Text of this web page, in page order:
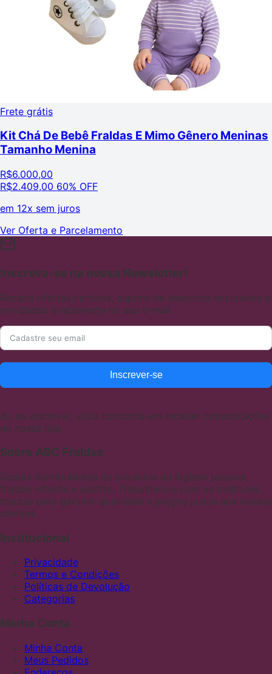
Frete grátis
Kit Chá De Bebê Fraldas E Mimo Gênero Meninas
Tamanho Menina
R$6.000,00
R$2.409,00 60% OFF
em 12x sem juros
Ver Oferta e Parcelamento
Inscreva-se na nossa Newsletter!
Receba ofertas incríveis, cupons de desconto exclusivos e
novidades diretamente no seu e-mail.
Inscrever-se
Ao se inscrever, você concorda em receber comunicações
de nossa loja.
Sobre ABC Fraldas
Somos distribuidores de produtos de higiene pessoal,
fraldas infantis e adultas. Trabalhamos com as melhores
marcas para garantir qualidade e preços justos aos nossos
clientes
Institucional
Privacidade
Termos e Condições
Políticas de Devolução
Categorias
Minha Conta
Minha Conta
Meus Pedidos